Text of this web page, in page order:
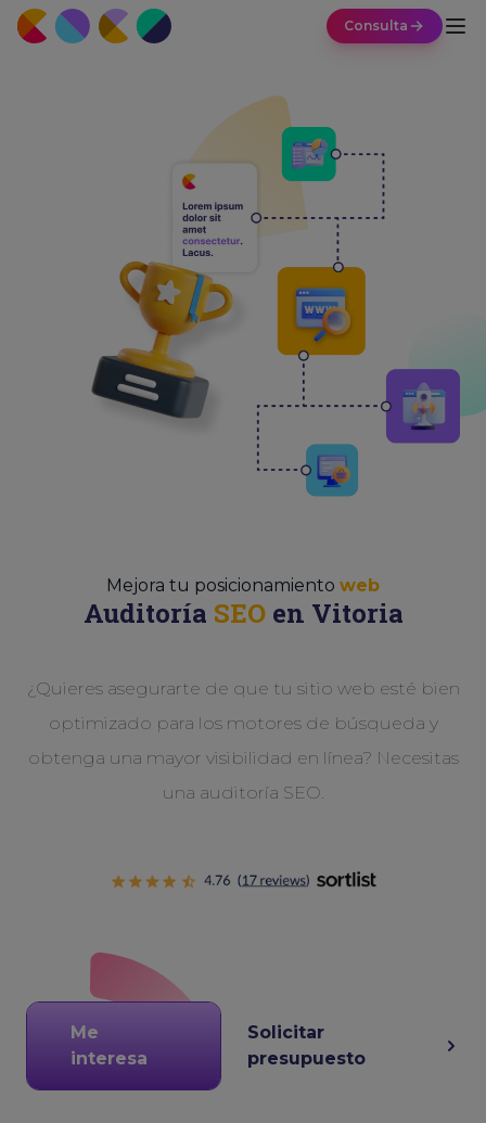
Consulta
Mejora tu posicionamiento web
Auditoría SEO en Vitoria
¿Quieres asegurarte de que tu sitio web esté bien
optimizado para los motores de búsqueda y
obtenga una mayor visibilidad en línea? Necesitas
una auditoría SEO.
Me
interesa
Solicitar
presupuesto